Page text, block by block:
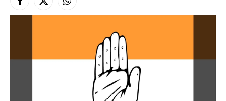
Facebook
X
(Twitter)
Instagram